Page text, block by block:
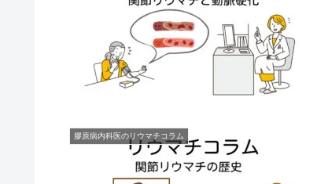
膠原病内科医のリウマチコラム